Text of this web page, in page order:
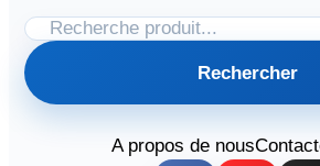
Rechercher
A propos de nous